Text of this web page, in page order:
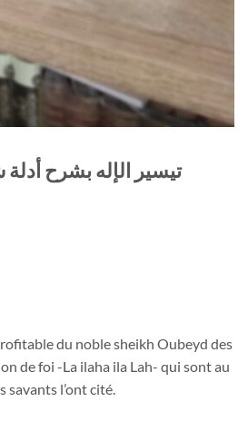
تيسير الإله بشرح أدلة
du noble sheikh Oubeyd des
de foi -La ilaha ila Lah- qui sont au
savants l’ont cité.